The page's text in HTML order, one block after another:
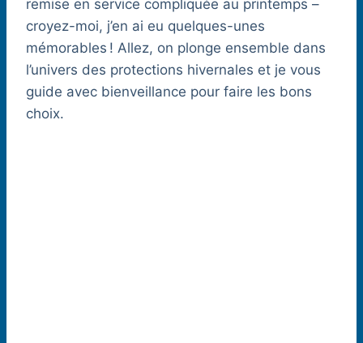
remise en service compliquée au printemps –
croyez-moi, j’en ai eu quelques-unes
mémorables ! Allez, on plonge ensemble dans
l’univers des protections hivernales et je vous
guide avec bienveillance pour faire les bons
choix.